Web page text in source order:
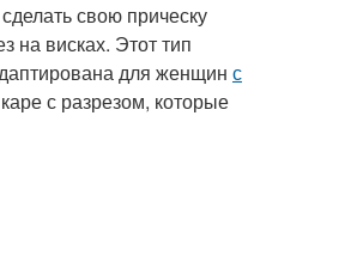
свою прическу
на висках. Этот тип
для женщин с
с разрезом, которые